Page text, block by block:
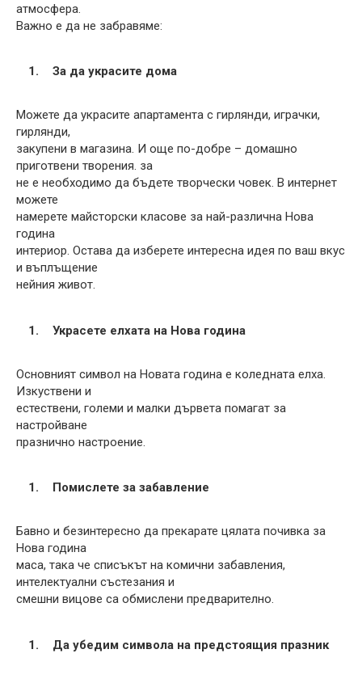
атмосфера.
Важно е да не забравяме:
За да украсите дома
Можете да украсите апартамента с гирлянди, играчки,
гирлянди,
закупени в магазина. И още по-добре – домашно
приготвени творения. за
не е необходимо да бъдете творчески човек. В интернет
можете
намерете майсторски класове за най-различна Нова
година
интериор. Остава да изберете интересна идея по ваш вкус
и въплъщение
нейния живот.
Украсете елхата на Нова година
Основният символ на Новата година е коледната елха.
Изкуствени и
естествени, големи и малки дървета помагат за
настройване
празнично настроение.
Помислете за забавление
Бавно и безинтересно да прекарате цялата почивка за
Нова година
маса, така че списъкът на комични забавления,
интелектуални състезания и
смешни вицове са обмислени предварително.
Да убедим символа на предстоящия празник